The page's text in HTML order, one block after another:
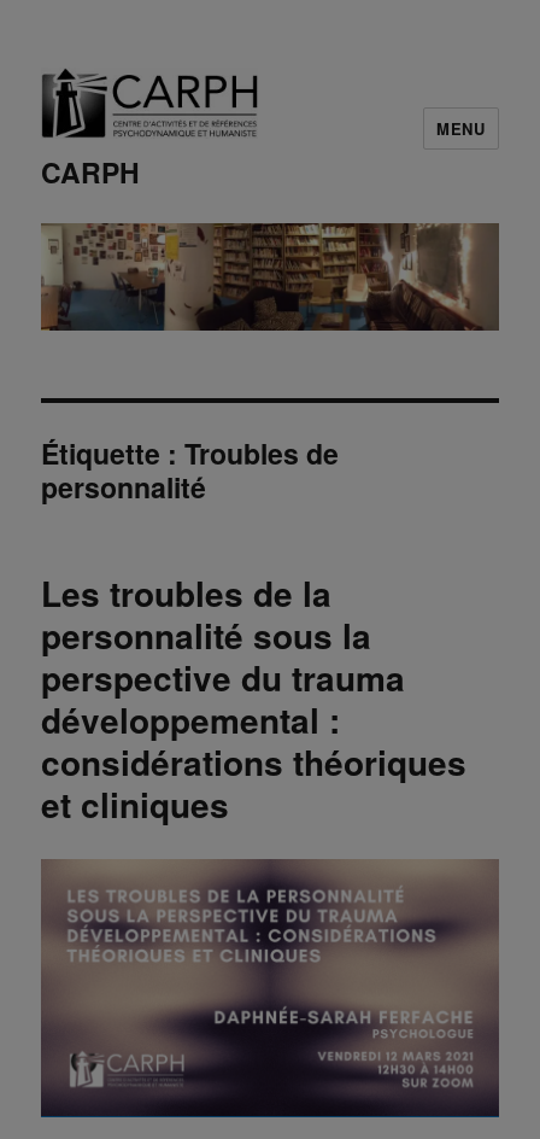
CARPH
MENU
Étiquette :Troubles de
personnalité
Les troubles de la
personnalité sous la
perspective du trauma
développemental :
considérations théoriques
et cliniques